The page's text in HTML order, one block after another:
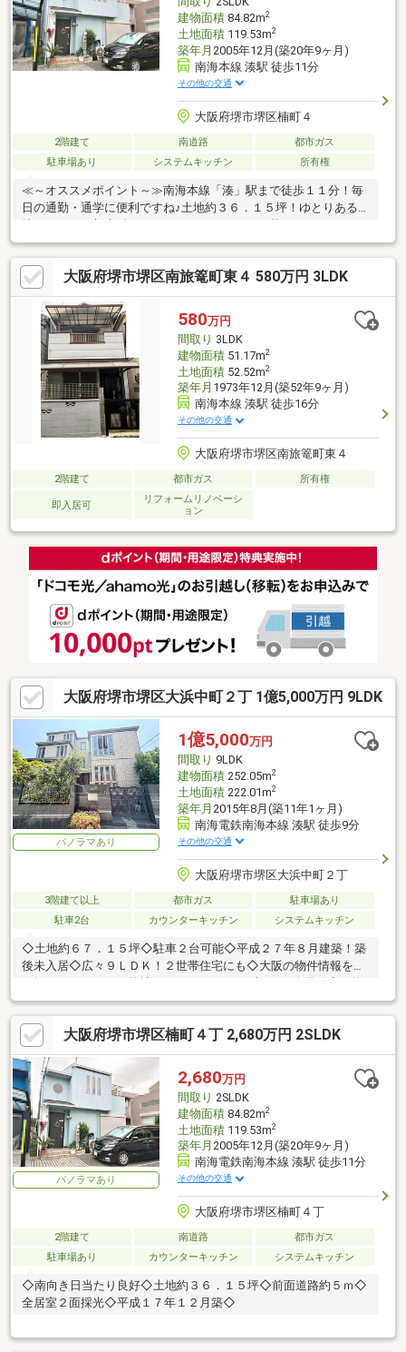
徒歩１３分
建物面積84.82m2
土地面積119.53m2
築年月 2005年12月(築20年9ヶ月)
南海本線 湊駅 徒歩11分
その他の交通
大阪府堺市堺区楠町４
2階建て 南道路
都市ガス
駐車場あり
システムキッチン 所有権
≪～オススメポイント～≫南海本線「湊」駅まで徒歩１１分！毎
日の通勤・通学に便利ですね♪土地約３６．１５坪！ゆとりある敷
地でのびのび新生活をここではじめませんか！暮らしやすい２Ｌ
ＤＫ+納戸！子供部屋や趣味のお部屋も作れますね！前面道路約
５ｍ！広々運転の苦手な方も安心ですね♪玄関上部吹抜けあります
♪開放感のある住まいです！≪～利便性よい周辺環境～≫◆小学
校…新湊小学校まで徒歩１０分◆中学校…大浜中学校まで徒歩１２
分◆スーパー…スーパーマーケットKINSHO近商ストア東湊店まで
徒歩９分◆日用品…ドラッグセイムス堺東湊店まで徒歩７分
大阪府堺市堺区南旅篭町東４ 580万円 3LDK
580万円
間取り 3LDK
建物面積51.17m2
土地面積52.52m2
築年月 1973年12月(築52年9ヶ月)
南海本線 湊駅 徒歩16分
その他の交通
大阪府堺市堺区南旅篭町東４
2階建て 都市ガス 所有権
即入居可
リフォームリノベーシ
ョン
大阪府堺市堺区大浜中町２丁 1億5,000万円 9LDK
パノラマあり
1億5,000万円
間取り 9LDK
建物面積252.05m2
土地面積222.01m2
築年月 2015年8月(築11年1ヶ月)
南海電鉄南海本線 湊駅 徒歩9分
その他の交通
大阪府堺市堺区大浜中町２丁
3階建て以上 都市ガス
駐車場あり
駐車2台
カウンターキッチン システムキッチン
◇土地約６７．１５坪◇駐車２台可能◇平成２７年８月建築！築
後未入居◇広々９ＬＤＫ！２世帯住宅にも◇大阪の物件情報を取
り扱うイエストア。弊社ホームページではブログや会員限定の物
件情報など毎日更新中です！
大阪府堺市堺区楠町４丁 2,680万円 2SLDK
パノラマあり
2,680万円
間取り 2SLDK
建物面積84.82m2
土地面積119.53m2
築年月 2005年12月(築20年9ヶ月)
南海電鉄南海本線 湊駅 徒歩11分
その他の交通
大阪府堺市堺区楠町４丁
2階建て 南道路
都市ガス
駐車場あり
カウンターキッチン システムキッチン
◇南向き日当たり良好◇土地約３６．１５坪◇前面道路約５ｍ◇
全居室２面採光◇平成１７年１２月築◇